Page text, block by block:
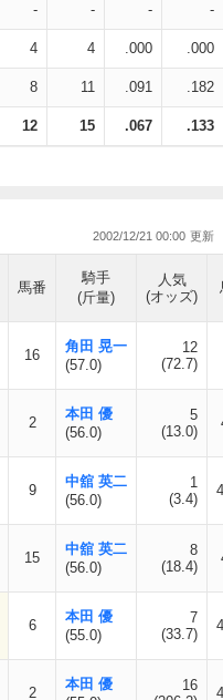
- - - -
4 4 .000 .000
8 11 .091 .182
12 15 .067 .133
2002/12/21 00:00
馬番
騎手
(斤量)
人気
(オッズ)
16
角田 晃一
(57.0)
12
(72.7)
2
本田 優
(56.0)
5
(13.0)
9
中舘 英二
(56.0)
1
(3.4)
15
中舘 英二
(56.0)
8
(18.4)
6
本田 優
(55.0)
7
(33.7)
2
本田 優
16